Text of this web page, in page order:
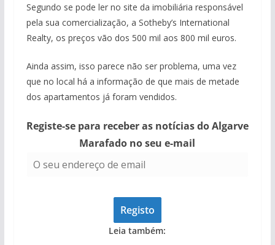
Segundo se pode ler no site da imobiliária responsável
pela sua comercialização, a Sotheby’s International
Realty, os preços vão dos 500 mil aos 800 mil euros.
Ainda assim, isso parece não ser problema, uma vez
que no local há a informação de que mais de metade
dos apartamentos já foram vendidos.
Registe-se para receber as notícias do Algarve
Marafado no seu e-mail
Leia também: